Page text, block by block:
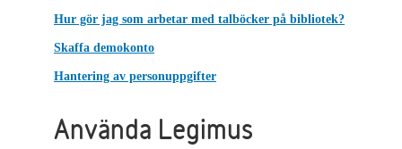
Hur gör jag som arbetar med talböcker på bibliotek?
Skaffa demokonto
Hantering av personuppgifter
Använda Legimus